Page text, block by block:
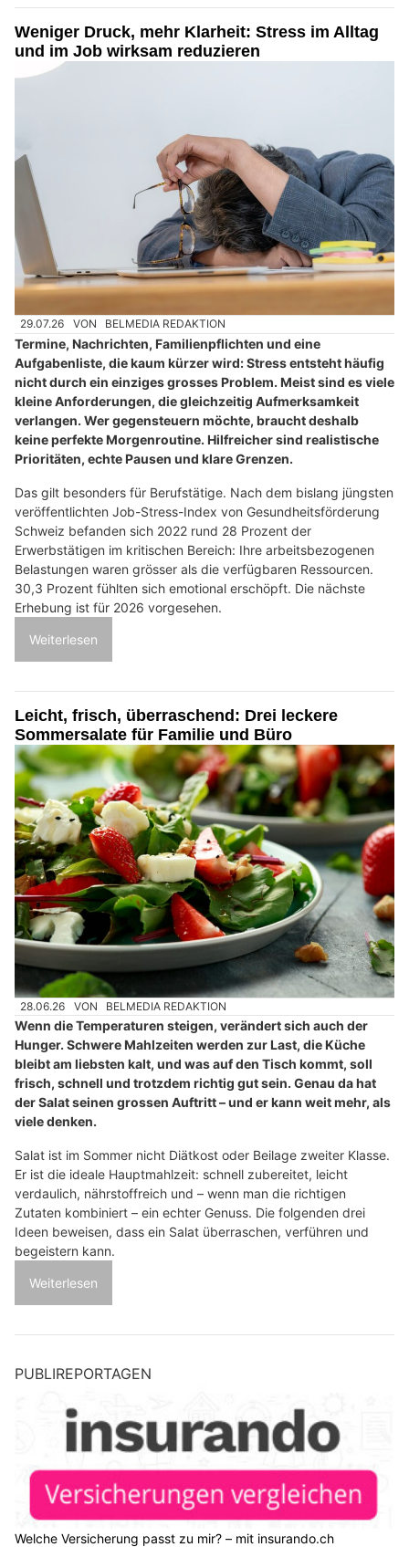
Weniger Druck, mehr Klarheit: Stress im Alltag
und im Job wirksam reduzieren
29.07.26 VON BELMEDIA REDAKTION
Termine, Nachrichten, Familienpflichten und eine
Aufgabenliste, die kaum kürzer wird: Stress entsteht häufig
nicht durch ein einziges grosses Problem. Meist sind es viele
kleine Anforderungen, die gleichzeitig Aufmerksamkeit
verlangen. Wer gegensteuern möchte, braucht deshalb
keine perfekte Morgenroutine. Hilfreicher sind realistische
Prioritäten, echte Pausen und klare Grenzen.
Das gilt besonders für Berufstätige. Nach dem bislang jüngsten
veröffentlichten Job-Stress-Index von Gesundheitsförderung
Schweiz befanden sich 2022 rund 28 Prozent der
Erwerbstätigen im kritischen Bereich: Ihre arbeitsbezogenen
Belastungen waren grösser als die verfügbaren Ressourcen.
30,3 Prozent fühlten sich emotional erschöpft. Die nächste
Erhebung ist für 2026 vorgesehen.
Weiterlesen
Leicht, frisch, überraschend: Drei leckere
Sommersalate für Familie und Büro
28.06.26 VON BELMEDIA REDAKTION
Wenn die Temperaturen steigen, verändert sich auch der
Hunger. Schwere Mahlzeiten werden zur Last, die Küche
bleibt am liebsten kalt, und was auf den Tisch kommt, soll
frisch, schnell und trotzdem richtig gut sein. Genau da hat
der Salat seinen grossen Auftritt – und er kann weit mehr, als
viele denken.
Salat ist im Sommer nicht Diätkost oder Beilage zweiter Klasse.
Er ist die ideale Hauptmahlzeit: schnell zubereitet, leicht
verdaulich, nährstoffreich und – wenn man die richtigen
Zutaten kombiniert – ein echter Genuss. Die folgenden drei
Ideen beweisen, dass ein Salat überraschen, verführen und
begeistern kann.
Weiterlesen
PUBLIREPORTAGEN
Welche Versicherung passt zu mir? – mit insurando.ch